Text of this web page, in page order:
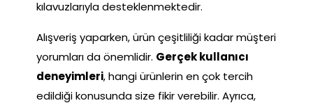
kılavuzlarıyla desteklenmektedir.
Alışveriş yaparken, ürün çeşitliliği kadar müşteri
yorumları da önemlidir. Gerçek kullanıcı
deneyimleri, hangi ürünlerin en çok tercih
edildiği konusunda size fikir verebilir. Ayrıca,